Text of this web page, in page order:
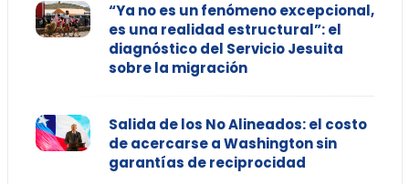
“Ya no es un fenómeno excepcional,
es una realidad estructural”: el
diagnóstico del Servicio Jesuita
sobre la migración
Salida de los No Alineados: el costo
de acercarse a Washington sin
garantías de reciprocidad